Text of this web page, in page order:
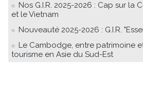
Nos G.I.R. 2025-2026 : Cap sur la
et le Vietnam
Nouveauté 2025-2026 : G.I.R.
Le Cambodge, entre patrimoine
tourisme en Asie du Sud-Est